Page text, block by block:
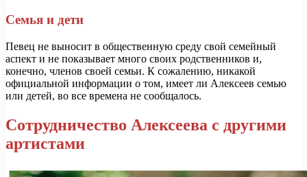
Семья и дети
Певец не выносит в общественную среду свой семейный
аспект и не показывает много своих родственников и,
конечно, членов своей семьи. К сожалению, никакой
официальной информации о том, имеет ли Алексеев семью
или детей, во все времена не сообщалось.
Сотрудничество Алексеева с другими
артистами